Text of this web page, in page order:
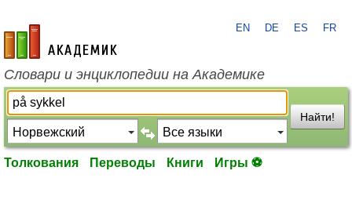
academic.ru
EN DE ES FR
Словари и энциклопедии на Академике
Найти!
Толкования Переводы Книги Игры ⚽